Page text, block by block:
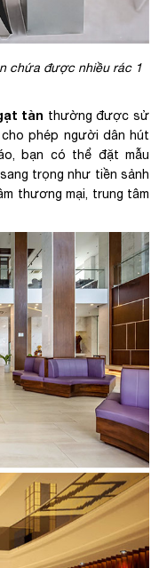
chứa được nhiều rác 1
tàn thường được sử
phép người dân hút
bạn có thể đặt mẫu
trọng như tiền sảnh
thương mại, trung tâm